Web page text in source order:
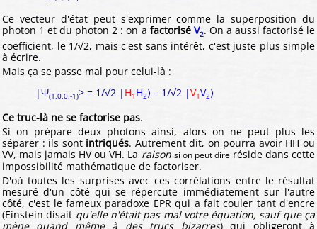
Ce vecteur d'état peut s'exprimer comme la superposition du
photon 1 et du photon 2 : on a factorisé V2. On a aussi factorisé le
coefficient, le 1/√2, mais c'est sans intérêt, c'est juste plus simple
à écrire.
Mais ça se passe mal pour celui-là :
|Ψ(1,0,0,-1)> = 1/√2 | H1 H2⟩ – 1/√2 |V1V2⟩
Ce truc-là ne se factorise pas.
Si on prépare deux photons ainsi, alors on ne peut plus les
séparer : ils sont intriqués. Autrement dit, on pourra avoir HH ou
VV, mais jamais HV ou VH. La raison si on peut direréside dans cette
impossibilité mathématique de factoriser.
D'où toutes les surprises avec ces corrélations entre le résultat
mesuré d'un côté qui se répercute immédiatement sur l'autre
côté, c'est le fameux paradoxe EPR qui a fait couler tant d'encre
(Einstein disait qu'elle n'était pas mal votre équation, sauf que ça
mène quand même à des trucs bizarres) qui obligeront à